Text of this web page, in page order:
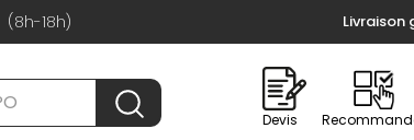
(8h-18h) Livraison
Devis